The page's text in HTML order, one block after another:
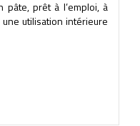
pâte, prêt à l’emploi, à
utilisation intérieure